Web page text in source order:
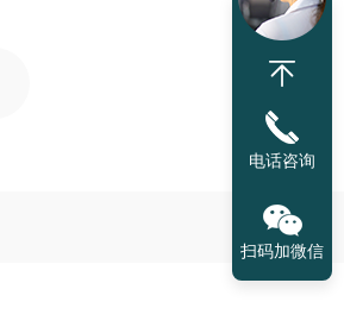
电话咨询
扫码加微信